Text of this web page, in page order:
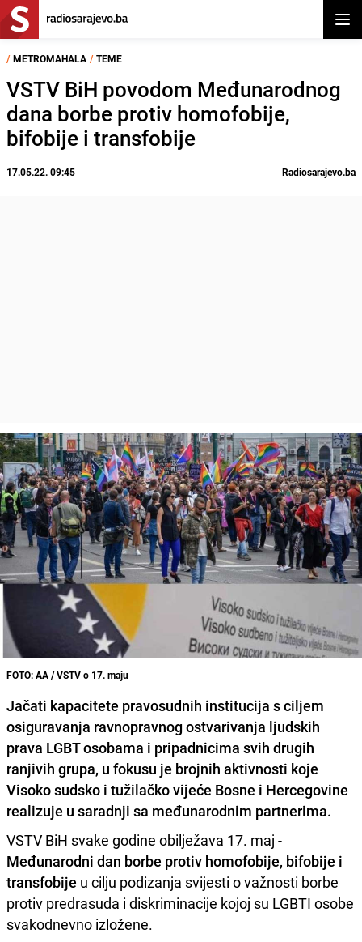
/ METROMAHALA / TEME
VSTV BiH povodom Međunarodnog
dana borbe protiv homofobije,
bifobije i transfobije
17.05.22. 09:45 Radiosarajevo.ba
FOTO: AA / VSTV o 17. maju
Jačati kapacitete pravosudnih institucija s ciljem
osiguravanja ravnopravnog ostvarivanja ljudskih
prava LGBT osobama i pripadnicima svih drugih
ranjivih grupa, u fokusu je brojnih aktivnosti koje
Visoko sudsko i tužilačko vijeće Bosne i Hercegovine
realizuje u saradnji sa međunarodnim partnerima.
VSTV BiH svake godine obilježava 17. maj -
Međunarodni dan borbe protiv homofobije, bifobije i
transfobije u cilju podizanja svijesti o važnosti borbe
protiv predrasuda i diskriminacije kojoj su LGBTI osobe
svakodnevno izložene.